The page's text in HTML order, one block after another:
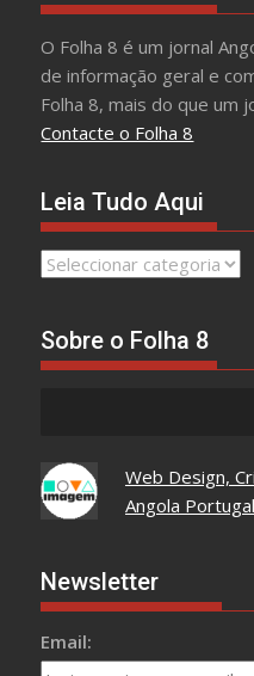
O Folha 8 é um jornal
de informação geral e
Folha 8, mais do que um
Contacte o Folha 8
Leia Tudo Aqui
Leia
Sobre o Folha 8
Web Design,
Angola Portugal
Newsletter
Email: